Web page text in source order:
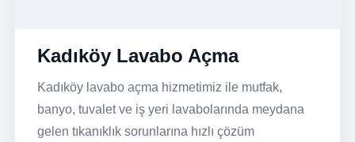
Kadıköy Lavabo Açma
Kadıköy lavabo açma hizmetimiz ile mutfak,
banyo, tuvalet ve iş yeri lavabolarında meydana
gelen tıkanıklık sorunlarına hızlı çözüm